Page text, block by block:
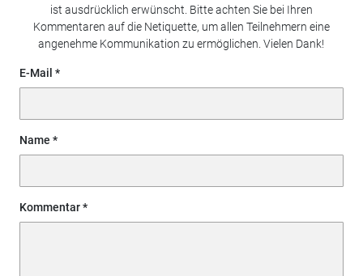
ist ausdrücklich erwünscht. Bitte achten Sie bei Ihren
Kommentaren auf die Netiquette, um allen Teilnehmern eine
angenehme Kommunikation zu ermöglichen. Vielen Dank!
E-Mail
Name
Kommentar